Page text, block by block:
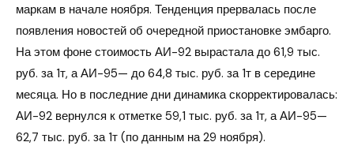
маркам в начале ноября. Тенденция прервалась после
появления новостей об очередной приостановке эмбарго.
На этом фоне стоимость АИ-92 вырастала до 61,9 тыс.
руб. за 1т, а АИ-95— до 64,8 тыс. руб. за 1т в середине
месяца. Но в последние дни динамика скорректировалась:
АИ-92 вернулся к отметке 59,1 тыс. руб. за 1т, а АИ-95—
62,7 тыс. руб. за 1т (по данным на 29 ноября).